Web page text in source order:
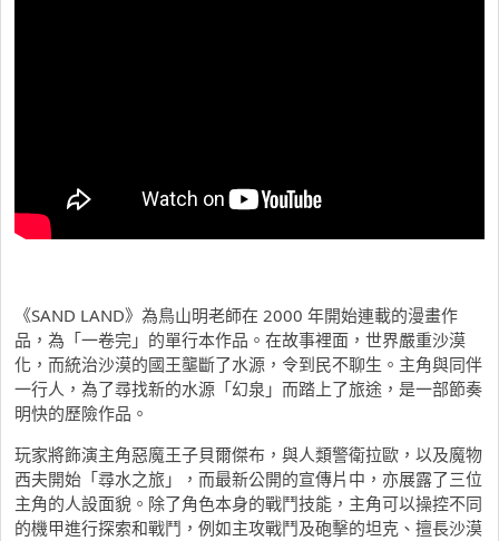
《SAND LAND》為鳥山明老師在 2000 年開始連載的漫畫作
品，為「一卷完」的單行本作品。在故事裡面，世界嚴重沙漠
化，而統治沙漠的國王壟斷了水源，令到民不聊生。主角與同伴
一行人，為了尋找新的水源「幻泉」而踏上了旅途，是一部節奏
明快的歷險作品。
玩家將飾演主角惡魔王子貝爾傑布，與人類警衛拉歐，以及魔物
西夫開始「尋水之旅」，而最新公開的宣傳片中，亦展露了三位
主角的人設面貌。除了角色本身的戰鬥技能，主角可以操控不同
的機甲進行探索和戰鬥，例如主攻戰鬥及砲擊的坦克、擅長沙漠